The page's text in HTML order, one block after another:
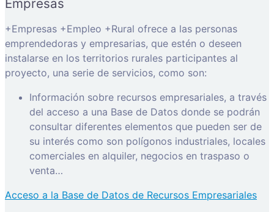
Empresas
+Empresas +Empleo +Rural ofrece a las personas
emprendedoras y empresarias, que estén o deseen
instalarse en los territorios rurales participantes al
proyecto, una serie de servicios, como son:
Información sobre recursos empresariales, a través
del acceso a una Base de Datos donde se podrán
consultar diferentes elementos que pueden ser de
su interés como son polígonos industriales, locales
comerciales en alquiler, negocios en traspaso o
venta…
Acceso a la Base de Datos de Recursos Empresariales